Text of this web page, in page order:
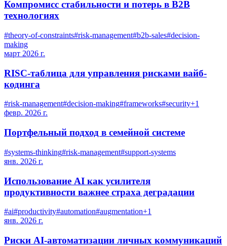
Компромисс стабильности и потерь в B2B
технологиях
#theory-of-constraints#risk-management#b2b-sales#decision-
making
март 2026 г.
RISC-таблица для управления рисками вайб-
кодинга
#risk-management#decision-making#frameworks#security+1
февр. 2026 г.
Портфельный подход в семейной системе
#systems-thinking#risk-management#support-systems
янв. 2026 г.
Использование AI как усилителя
продуктивности важнее страха деградации
#ai#productivity#automation#augmentation+1
янв. 2026 г.
Риски AI-автоматизации личных коммуникаций